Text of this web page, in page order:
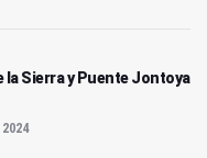
la Sierra y Puente Jontoya
2024